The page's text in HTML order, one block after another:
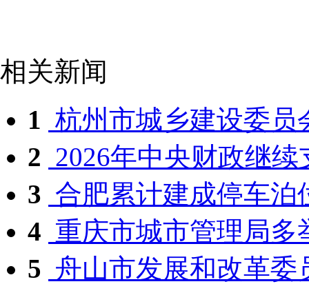
相关新闻
1 杭州市城乡建设委员
2 2026年中央财政继续
3 合肥累计建成停车泊
4 重庆市城市管理局多
5 舟山市发展和改革委